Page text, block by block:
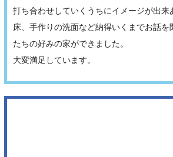
打ち合わせしていくうちにイメージが出来
床、手作りの洗面など納得いくまでお話を
たちの好みの家ができました。
大変満足しています。